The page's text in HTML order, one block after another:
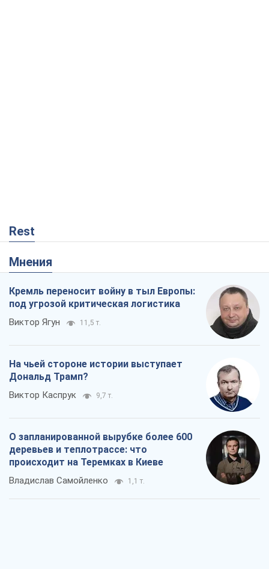
Rest
Мнения
Кремль переносит войну в тыл Европы:
под угрозой критическая логистика
Виктор Ягун 11,5 т.
На чьей стороне истории выступает
Дональд Трамп?
Виктор Каспрук 9,7 т.
О запланированной вырубке более 600
деревьев и теплотрассе: что
происходит на Теремках в Киеве
Владислав Самойленко 1,1 т.